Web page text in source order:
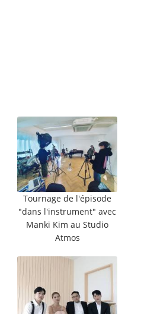
Tournage de l'épisode
"dans l'instrument" avec
Manki Kim au Studio
Atmos